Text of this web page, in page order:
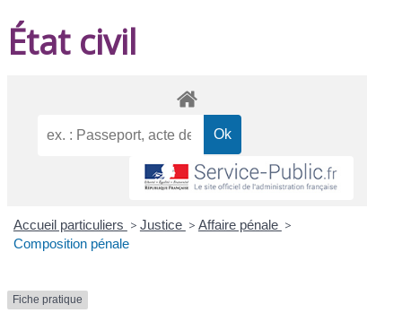
État civil
Accueil particuliers > Justice > Affaire pénale >
Composition pénale
Fiche pratique